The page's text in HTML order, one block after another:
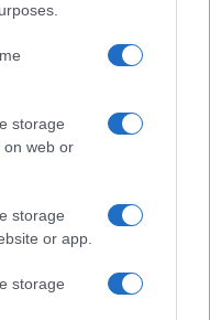
storage
on web or
storage
or app.
storage
és
kérdéseket
a másság,
jogai, az
a
közötti